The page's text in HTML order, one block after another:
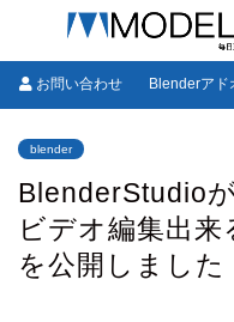
お問い合わせ Blenderアド
blender
BlenderStudio
ビデオ編集出
を公開しました